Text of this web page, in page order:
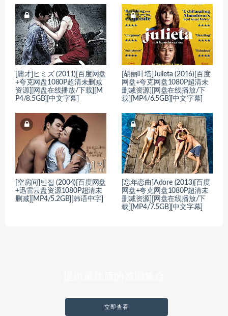
[庸才]ヒミズ (2011)[百度网盘
+夸克网盘1080P超清未删减
资源][网盘在线播放/下载][M
P4/8.5GB][中文字幕]
[胡丽叶塔]Julieta (2016)[百度
网盘+夸克网盘1080P超清未
删减资源][网盘在线播放/下
载][MP4/6.5GB][中文字幕]
[空房间]빈집 (2004)[百度网盘
+迅雷云盘资源1080P超清未
删减][MP4/5.2GB][韩语中字]
[忘年恋曲]Adore (2013)[百度
网盘+夸克网盘1080P超清未
删减资源][网盘在线播放/下
载][MP4/7.5GB][中文字幕]
立即查看